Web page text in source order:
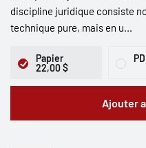
discipline juridique consiste
technique pure, mais en u...
Papier
22,00 $
Ajouter